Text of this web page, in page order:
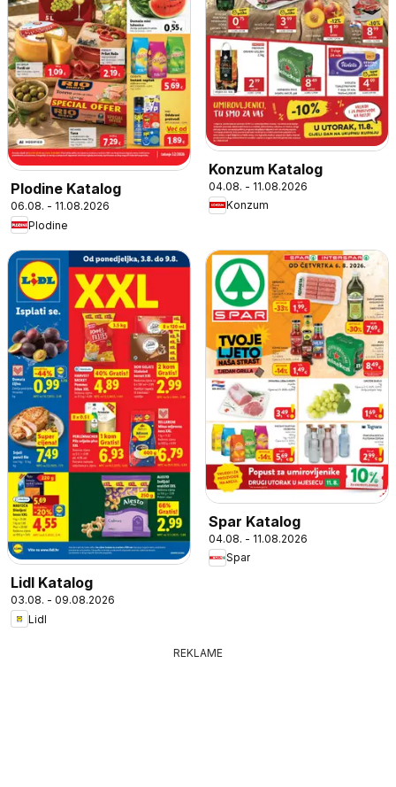
Plodine Katalog
06.08. - 11.08.2026
Plodine
Konzum Katalog
04.08. - 11.08.2026
Konzum
Lidl Katalog
03.08. - 09.08.2026
Lidl
Spar Katalog
04.08. - 11.08.2026
Spar
REKLAME